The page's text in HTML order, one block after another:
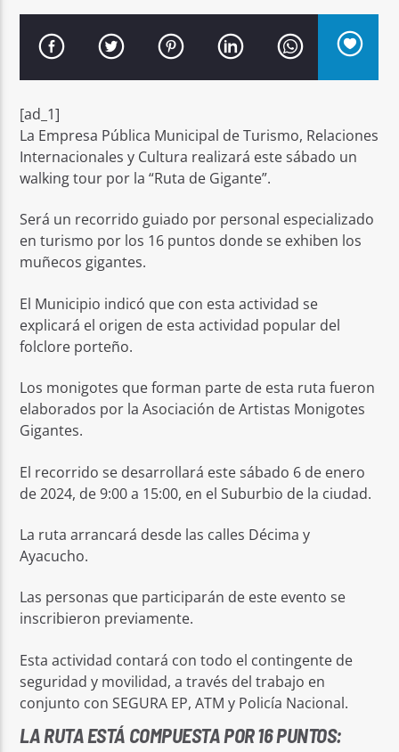
Señal FM
[ad_1]
La Empresa Pública Municipal de Turismo, Relaciones
Internacionales y Cultura realizará este sábado un
walking tour por la “Ruta de Gigante”.
Será un recorrido guiado por personal especializado
en turismo por los 16 puntos donde se exhiben los
muñecos gigantes.
El Municipio indicó que con esta actividad se
explicará el origen de esta actividad popular del
folclore porteño.
Los monigotes que forman parte de esta ruta fueron
elaborados por la Asociación de Artistas Monigotes
Gigantes.
El recorrido se desarrollará este sábado 6 de enero
de 2024, de 9:00 a 15:00, en el Suburbio de la ciudad.
La ruta arrancará desde las calles Décima y
Ayacucho.
Las personas que participarán de este evento se
inscribieron previamente.
Esta actividad contará con todo el contingente de
seguridad y movilidad, a través del trabajo en
conjunto con SEGURA EP, ATM y Policía Nacional.
LA RUTA ESTÁ COMPUESTA POR 16 PUNTOS: